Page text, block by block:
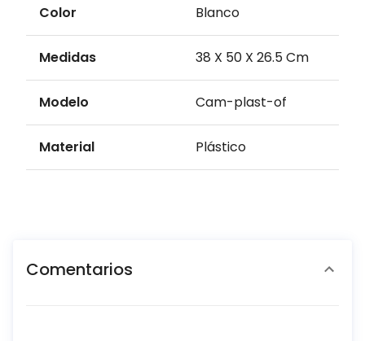
Color Blanco
Medidas 38 X 50 X 26.5 Cm
Modelo Cam-plast-of
Material Plástico
Comentarios